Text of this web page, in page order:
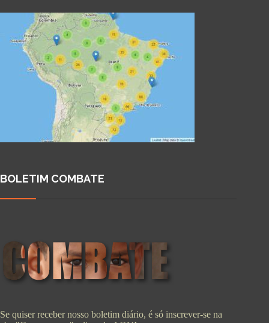
BOLETIM COMBATE
Se quiser receber nosso boletim diário, é só inscrever-se na